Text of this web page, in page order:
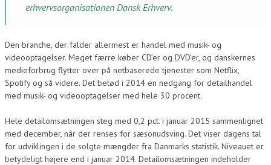
erhvervsorganisationen Dansk Erhverv.
Den branche, der falder allermest er handel med musik- og
videooptagelser. Meget færre køber CD’er og DVD’er, og danskernes
medieforbrug flytter over på netbaserede tjenester som Netflix,
Spotify og så videre. Det betød i 2014 en nedgang for detailhandel
med musik- og videooptagelser med hele 30 procent.
Hele detailomsætningen steg med 0,2 pct. i januar 2015 sammenlignet
med december, når der renses for sæsonudsving. Det viser dagens tal
for udviklingen i de solgte mængder fra Danmarks statistik. Niveauet er
betydeligt højere end i januar 2014. Detailomsætningen indeholder